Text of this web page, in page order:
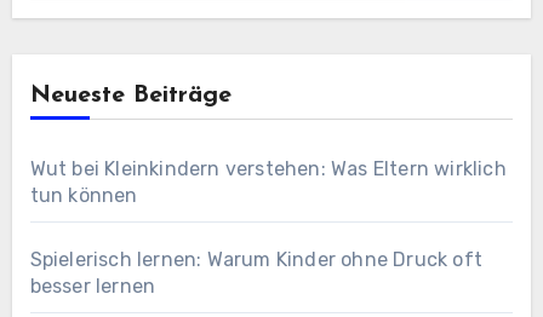
Neueste Beiträge
Wut bei Kleinkindern verstehen: Was Eltern wirklich
tun können
Spielerisch lernen: Warum Kinder ohne Druck oft
besser lernen